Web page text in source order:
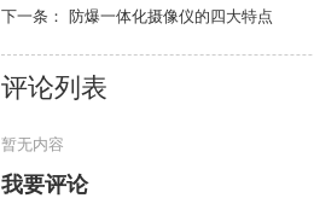
下一条： 防爆一体化摄像仪的四大特点
评论列表
暂无内容
我要评论